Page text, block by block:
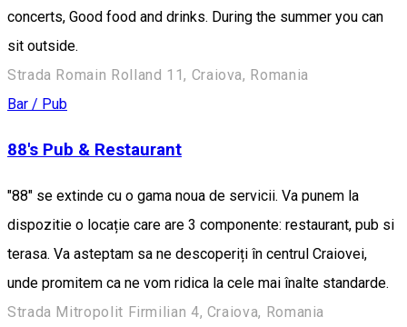
concerts, Good food and drinks. During the summer you can
sit outside.
Strada Romain Rolland 11, Craiova, Romania
Bar / Pub
88's Pub & Restaurant
"88" se extinde cu o gama noua de servicii. Va punem la
dispozitie o locație care are 3 componente: restaurant, pub si
terasa. Va asteptam sa ne descoperiți în centrul Craiovei,
unde promitem ca ne vom ridica la cele mai înalte standarde.
Strada Mitropolit Firmilian 4, Craiova, Romania